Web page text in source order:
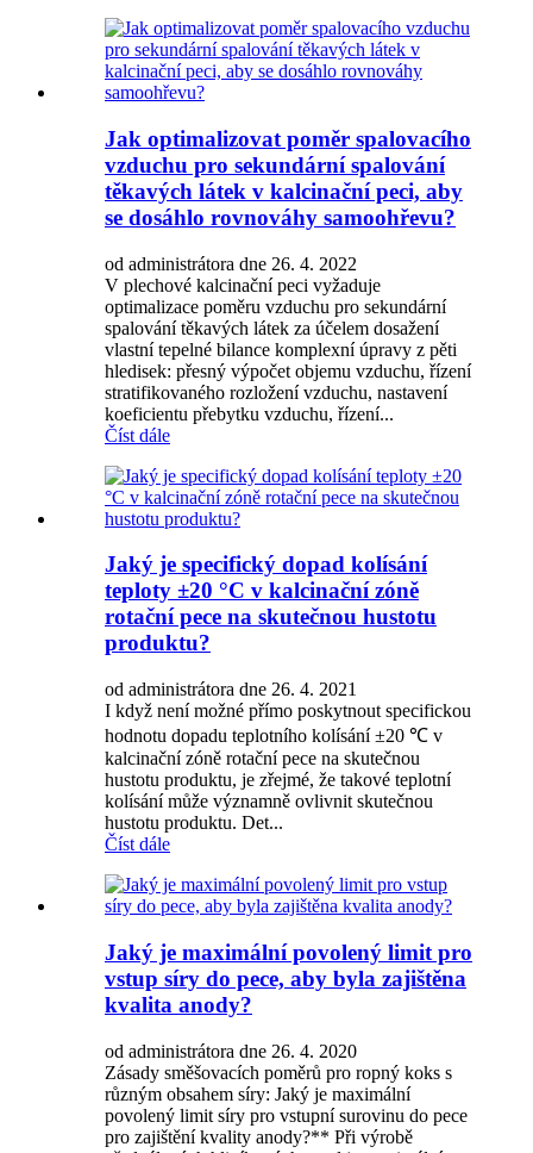
Jak optimalizovat poměr spalovacího
vzduchu pro sekundární spalování
těkavých látek v kalcinační peci, aby
se dosáhlo rovnováhy samoohřevu?
od administrátora dne 26. 4. 2022
V plechové kalcinační peci vyžaduje
optimalizace poměru vzduchu pro sekundární
spalování těkavých látek za účelem dosažení
vlastní tepelné bilance komplexní úpravy z pěti
hledisek: přesný výpočet objemu vzduchu, řízení
stratifikovaného rozložení vzduchu, nastavení
koeficientu přebytku vzduchu, řízení...
Číst dále
Jaký je specifický dopad kolísání
teploty ±20 °C v kalcinační zóně
rotační pece na skutečnou hustotu
produktu?
od administrátora dne 26. 4. 2021
I když není možné přímo poskytnout specifickou
hodnotu dopadu teplotního kolísání ±20 ℃ v
kalcinační zóně rotační pece na skutečnou
hustotu produktu, je zřejmé, že takové teplotní
kolísání může významně ovlivnit skutečnou
hustotu produktu. Det...
Číst dále
Jaký je maximální povolený limit pro
vstup síry do pece, aby byla zajištěna
kvalita anody?
od administrátora dne 26. 4. 2020
Zásady směšovacích poměrů pro ropný koks s
různým obsahem síry: Jaký je maximální
povolený limit síry pro vstupní surovinu do pece
pro zajištění kvality anody?** Při výrobě